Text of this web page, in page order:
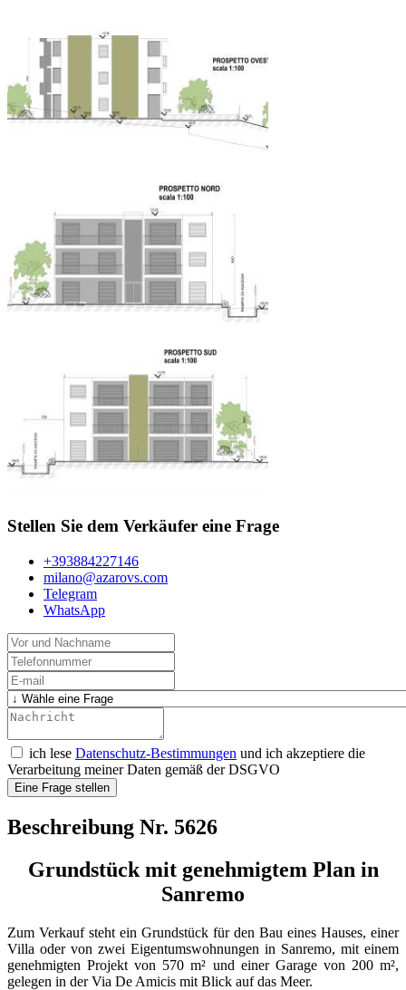
Stellen Sie dem Verkäufer eine Frage
+393884227146
milano@azarovs.com
Telegram
WhatsApp
ich lese Datenschutz-Bestimmungen und ich akzeptiere die
Verarbeitung meiner Daten gemäß der DSGVO
Eine Frage stellen
Beschreibung Nr. 5626
Grundstück mit genehmigtem Plan in
Sanremo
Zum Verkauf steht ein Grundstück für den Bau eines Hauses, einer
Villa oder von zwei Eigentumswohnungen in Sanremo, mit einem
genehmigten Projekt von 570 m² und einer Garage von 200 m²,
gelegen in der Via De Amicis mit Blick auf das Meer.